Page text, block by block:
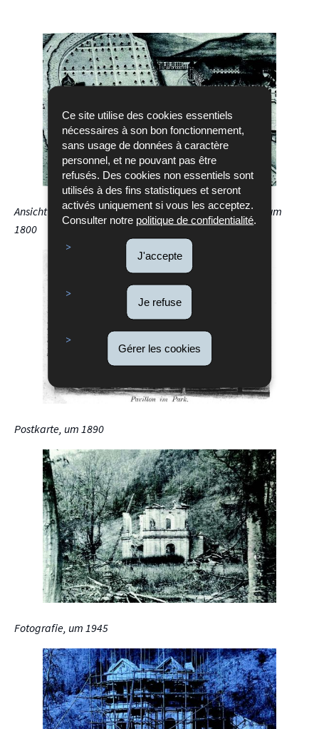
Ce site utilise des cookies essentiels
nécessaires à son bon fonctionnement,
sans usage de données à caractère
personnel, et ne pouvant pas être
refusés. Des cookies non essentiels sont
utilisés à des fins statistiques et seront
activés uniquement si vous les acceptez.
Consulter notre politique de confidentialité
J'accepte
Je refuse
Gérer les cookies
Ansicht der ehemaligen Abtei Echternach, (Ausschnitt), um
1800
Postkarte, um 1890
Fotografie, um 1945